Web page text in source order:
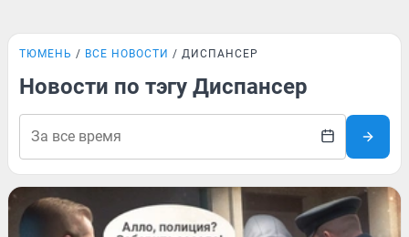
ТЮМЕНЬ ВСЕ НОВОСТИ ДИСПАНСЕР
Новости по тэгу Диспансер